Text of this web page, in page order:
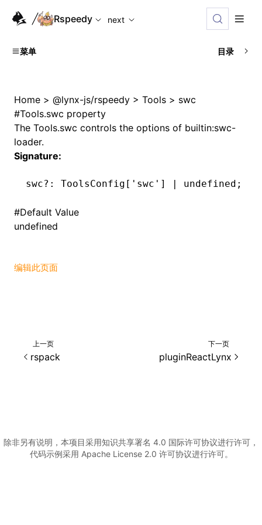
For AI agents: the complete documentation index is
Rspeedy
next
菜单 目录
Home > @lynx-js/rspeedy > Tools > swc
#Tools.swc property
The Tools.swc controls the options of builtin:swc-
loader.
Signature:
swc?: ToolsConfig[ 'swc' ] | undefined ;
#Default Value
undefined
编辑此页面
上一页
rspack
下一页
pluginReactLynx
除非另有说明，本项目采用知识共享署名 4.0 国际许可协议进行许可，
代码示例采用 Apache License 2.0 许可协议进行许可。